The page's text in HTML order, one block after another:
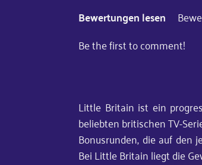
Bewertungen lesen
Be the first to comment!
Little Britain ist ein
beliebten britischen TV-
Bonusrunden, die auf den
Bei Little Britain liegt die